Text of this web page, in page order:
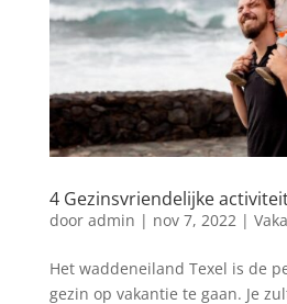
4 Gezinsvriendelijke
door admin | nov 7, 2022|
Het waddeneiland Texel is de
gezin op vakantie te gaan. Je